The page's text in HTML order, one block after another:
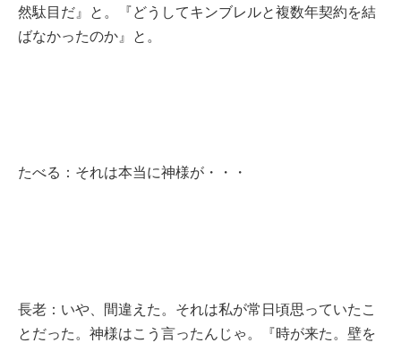
然駄目だ』と。『どうしてキンブレルと複数年契約を結
ばなかったのか』と。
たべる：それは本当に神様が・・・
長老：いや、間違えた。それは私が常日頃思っていたこ
とだった。神様はこう言ったんじゃ。『時が来た。壁を